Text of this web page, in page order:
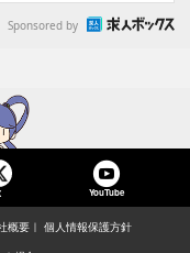
Sponsored by
YouTube
概要 個人情報保護方針